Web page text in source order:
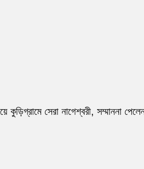
কুড়িগ্রামে সেরা নাগেশ্বরী, সম্মাননা